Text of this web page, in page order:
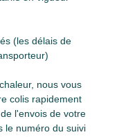
(les délais de
nous vous
colis rapidement
l'envois de votre
le numéro du suivi